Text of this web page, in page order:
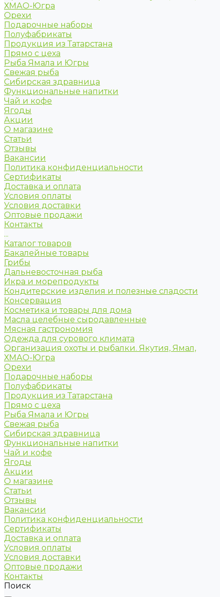
ХМАО-Югра
Орехи
Подарочные наборы
Полуфабрикаты
Продукция из Татарстана
Прямо с цеха
Рыба Ямала и Югры
Свежая рыба
Сибирская здравница
Функциональные напитки
Чай и кофе
Ягоды
Акции
О магазине
Статьи
Отзывы
Вакансии
Политика конфиденциальности
Сертификаты
Доставка и оплата
Условия оплаты
Условия доставки
Оптовые продажи
Контакты
...
Каталог товаров
Бакалейные товары
Грибы
Дальневосточная рыба
Икра и морепродукты
Кондитерские изделия и полезные сладости
Консервация
Косметика и товары для дома
Масла целебные сыродавленные
Мясная гастрономия
Одежда для сурового климата
Организация охоты и рыбалки. Якутия, Ямал,
ХМАО-Югра
Орехи
Подарочные наборы
Полуфабрикаты
Продукция из Татарстана
Прямо с цеха
Рыба Ямала и Югры
Свежая рыба
Сибирская здравница
Функциональные напитки
Чай и кофе
Ягоды
Акции
О магазине
Статьи
Отзывы
Вакансии
Политика конфиденциальности
Сертификаты
Доставка и оплата
Условия оплаты
Условия доставки
Оптовые продажи
Контакты
Поиск